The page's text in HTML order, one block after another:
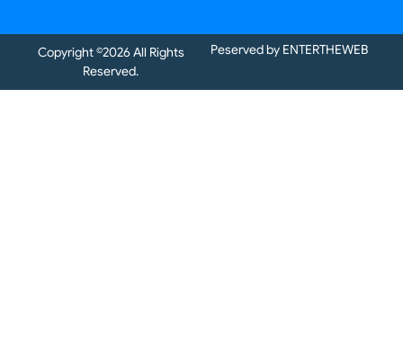
b
o
k
Copyright ©2026 All Rights
Reserved.
Peserved by ENTERTHEWEB